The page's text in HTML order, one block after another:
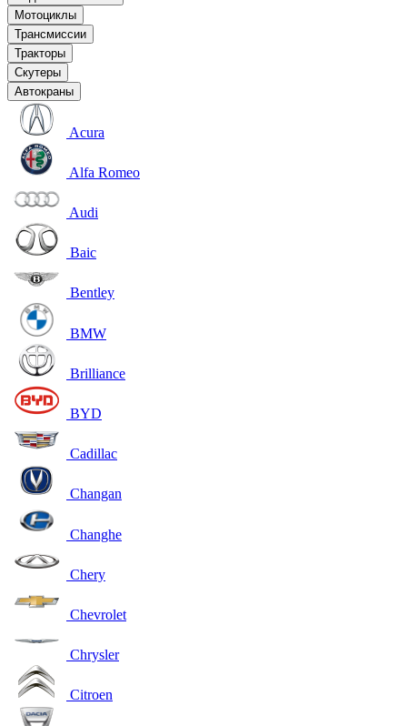
Мотоциклы
Трансмиссии
Тракторы
Скутеры
Автокраны
Acura
Alfa Romeo
Audi
Baic
Bentley
BMW
Brilliance
BYD
Cadillac
Changan
Changhe
Chery
Chevrolet
Chrysler
Citroen